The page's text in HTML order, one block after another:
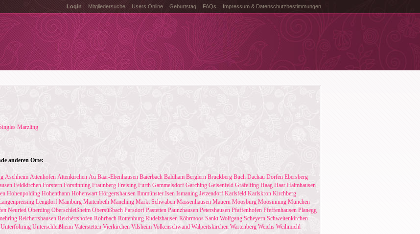
Login Mitgliedersuche Users Online Geburtstag FAQs Impressum & Datenschutzbestimmungen
Marzling
anderen Orte:
Aschheim Attenhofen Attenkirchen Au Baar-Ebenhausen Baierbach Baldham Berglern Bruckberg Buch Dachau Dorfen Ebersberg
Feldkirchen Forstern Forstinning Fraunberg Freising Furth Gammelsdorf Garching Geisenfeld Gräfelfing Haag Haar Haimhausen
Hohenpolding Hohenthann Hohenwart Hörgertshausen Ilmmünster Isen Ismaning Jetzendorf Karlsfeld Karlskron Kirchberg
Lengdorf Mainburg Maitenbeth Manching Markt Schwaben Massenhausen Mauern Moosburg Moosinning München
Neuried Oberding Oberschleißheim Obersüßbach Parsdorf Pastetten Paunzhausen Petershausen Pfaffenhofen Pfeffenhausen Planegg
Reichertshausen Reichértshofen Rohrbach Rottenburg Rudelzhausen Röhrmoos Sankt Wolfgang Scheyern Schweitenkirchen
Unterföhring Unterschleißheim Vaterstetten Vierkirchen Vilsheim Volkenschwand Walpertskirchen Wartenberg Weichs Weihmichl